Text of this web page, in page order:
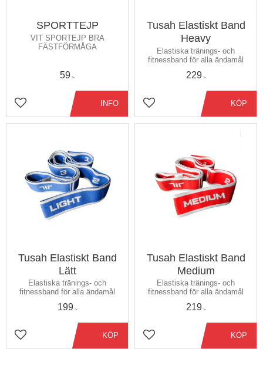
SPORTTEJP
VIT SPORTEJP BRA
FÄSTFÖRMÅGA
59 :-
Lägg till i favoriter
INFO
Tusah Elastiskt Band
Heavy
Elastiska tränings- och
fitnessband för alla ändamål
229 :-
Lägg till i favoriter
KÖP
Tusah Elastiskt Band
Lätt
Elastiska tränings- och
fitnessband för alla ändamål
199 :-
Lägg till i favoriter
KÖP
Tusah Elastiskt Band
Medium
Elastiska tränings- och
fitnessband för alla ändamål
219 :-
Lägg till i favoriter
KÖP